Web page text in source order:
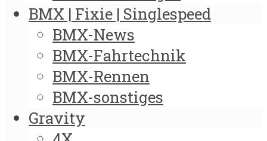
BMX | Fixie | Singlespeed
BMX-News
BMX-Fahrtechnik
BMX-Rennen
BMX-sonstiges
Gravity